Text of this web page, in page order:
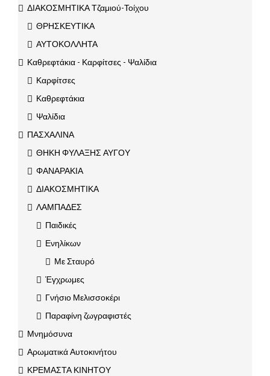
ΔΙΑΚΟΣΜΗΤΙΚΑ Τζαμιού-Τοίχου
ΘΡΗΣΚΕΥΤΙΚΑ
ΑΥΤΟΚΟΛΛΗΤΑ
Καθρεφτάκια - Καρφίτσες - Ψαλίδια
Καρφίτσες
Καθρεφτάκια
Ψαλίδια
ΠΑΣΧΑΛΙΝΑ
ΘΗΚΗ ΦΥΛΑΞΗΣ ΑΥΓΟΥ
ΦΑΝΑΡΑΚΙΑ
ΔΙΑΚΟΣΜΗΤΙΚΑ
ΛΑΜΠΑΔΕΣ
Παιδικές
Ενηλίκων
Με Σταυρό
Έγχρωμες
Γνήσιο Μελισσοκέρι
Παραφίνη ζωγραφιστές
Μνημόσυνα
Αρωματικά Αυτοκινήτου
ΚΡΕΜΑΣΤΑ ΚΙΝΗΤΟΥ